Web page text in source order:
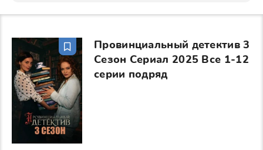
Провинциальный детектив 3
Сезон Сериал 2025 Все 1-12
серии подряд